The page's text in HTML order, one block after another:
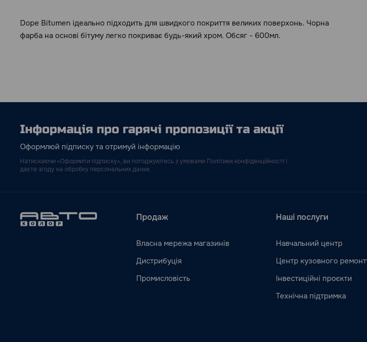
Dope Bitumen ідеально підходить для швидкого покриття великих поверхонь. Чорна
фарба на основі бітуму легко покриває будь-який хром. Обсяг - 600мл.
Інформація про гарячі пропозиції та акції
Оформлюй підписку та отримуй інформацію
Натискаючи «Оформити підписку», ви погоджуютесь з умовами Політики конфіденційності і
даєте згоду на обробку персональних даних
Продаж
Власна мережа магазинів
Дистрибуція
Промисловість
Наші послуги
Навчальний центр
Центр кузовного
Інвестиційні проєкти
Технічна підтримка